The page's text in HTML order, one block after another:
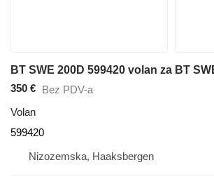
350 € Bez PDV-a
Volan
599420
Nizozemska, Haaksbergen